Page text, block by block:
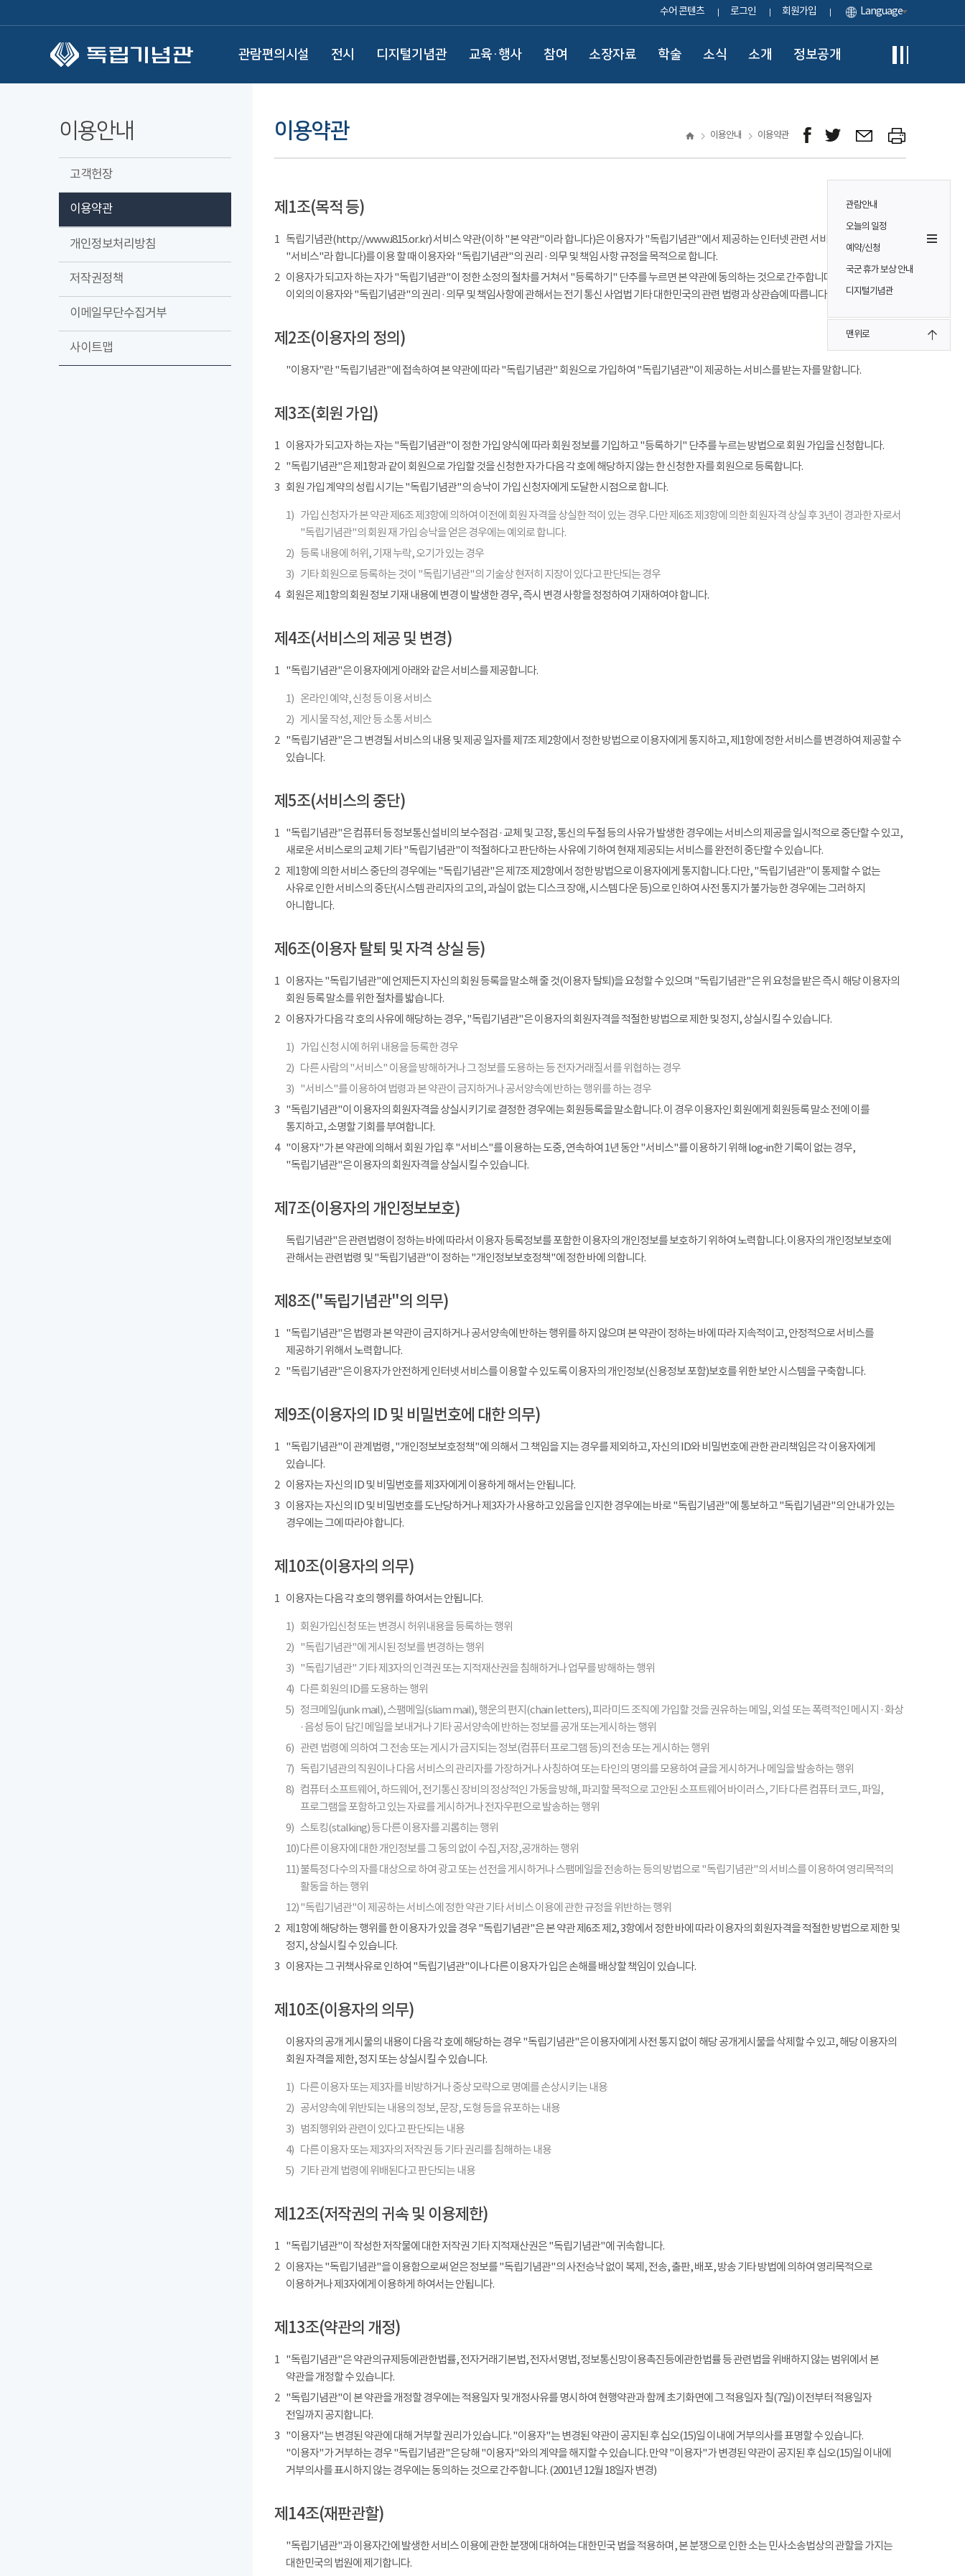
수어 콘텐츠 로그인 회원가입 Language
관람편의시설 전시 디지털기념관 교육·행사 참여 소장자료 학술 소식 소개 정보공개
관람안내
오늘의 일정
예약/신청
국군 휴가 보상 안내
디지털기념관
맨위로
이용안내
고객헌장
이용약관
개인정보처리방침
저작권정책
이메일무단수집거부
사이트맵
이용약관 이용안내 이용약관
제1조(목적 등)
1 독립기념관(http://www.i815.or.kr) 서비스 약관(이하 "본 약관"이라 합니다)은 이용자가 "독립기념관"에서 제공하는 인터넷 관련 서비스(이하
"서비스"라 합니다)를 이용 할 때 이용자와 "독립기념관"의 권리 · 의무 및 책임 사항 규정을 목적으로 합니다.
2 이용자가 되고자 하는 자가 "독립기념관"이 정한 소정의 절차를 거쳐서 "등록하기" 단추를 누르면 본 약관에 동의하는 것으로 간주합니다. 본 약관에 정하는
이외의 이용자와 "독립기념관"의 권리 · 의무 및 책임사항에 관해서는 전기 통신 사업법 기타 대한민국의 관련 법령과 상관습에 따릅니다.
제2조(이용자의 정의)
"이용자"란 "독립기념관"에 접속하여 본 약관에 따라 "독립기념관" 회원으로 가입하여 "독립기념관"이 제공하는 서비스를 받는 자를 말합니다.
제3조(회원 가입)
1 이용자가 되고자 하는 자는 "독립기념관"이 정한 가입 양식에 따라 회원 정보를 기입하고 "등록하기" 단추를 누르는 방법으로 회원 가입을 신청합니다.
2 "독립기념관"은 제1항과 같이 회원으로 가입할 것을 신청한 자가 다음 각 호에 해당하지 않는 한 신청한 자를 회원으로 등록합니다.
3 회원 가입 계약의 성립 시기는 "독립기념관"의 승낙이 가입 신청자에게 도달한 시점으로 합니다.
1) 가입 신청자가 본 약관 제6조 제3항에 의하여 이전에 회원 자격을 상실한 적이 있는 경우. 다만 제6조 제3항에 의한 회원자격 상실 후 3년이 경과한 자로서
"독립기념관"의 회원 재 가입 승낙을 얻은 경우에는 예외로 합니다.
2) 등록 내용에 허위, 기재 누락, 오기가 있는 경우
3) 기타 회원으로 등록하는 것이 "독립기념관"의 기술상 현저히 지장이 있다고 판단되는 경우
4
회원은 제1항의 회원 정보 기재 내용에 변경 이 발생한 경우, 즉시 변경 사항을 정정하여 기재하여야 합니다.
제4조(서비스의 제공 및 변경)
1 "독립기념관"은 이용자에게 아래와 같은 서비스를 제공합니다.
1) 온라인 예약, 신청 등 이용 서비스
2) 게시물 작성, 제안 등 소통 서비스
2 "독립기념관"은 그 변경될 서비스의 내용 및 제공 일자를 제7조 제2항에서 정한 방법으로 이용자에게 통지하고, 제1항에 정한 서비스를 변경하여 제공할 수
있습니다.
제5조(서비스의 중단)
1 "독립기념관"은 컴퓨터 등 정보통신설비의 보수점검 · 교체 및 고장, 통신의 두절 등의 사유가 발생한 경우에는 서비스의 제공을 일시적으로 중단할 수 있고,
새로운 서비스로의 교체 기타 "독립기념관"이 적절하다고 판단하는 사유에 기하여 현재 제공되는 서비스를 완전히 중단할 수 있습니다.
2 제1항에 의한 서비스 중단의 경우에는 "독립기념관"은 제7조 제2항에서 정한 방법으로 이용자에게 통지합니다. 다만, "독립기념관"이 통제할 수 없는
사유로 인한 서비스의 중단(시스템 관리자의 고의, 과실이 없는 디스크 장애, 시스템 다운 등)으로 인하여 사전 통지가 불가능한 경우에는 그러하지
아니합니다.
제6조(이용자 탈퇴 및 자격 상실 등)
1 이용자는 "독립기념관"에 언제든지 자신의 회원 등록을 말소해 줄 것(이용자 탈퇴)을 요청할 수 있으며 "독립기념관"은 위 요청을 받은 즉시 해당 이용자의
회원 등록 말소를 위한 절차를 밟습니다.
2 이용자가 다음 각 호의 사유에 해당하는 경우, "독립기념관"은 이용자의 회원자격을 적절한 방법으로 제한 및 정지, 상실시킬 수 있습니다.
1) 가입 신청 시에 허위 내용을 등록한 경우
2) 다른 사람의 "서비스" 이용을 방해하거나 그 정보를 도용하는 등 전자거래질서를 위협하는 경우
3) "서비스"를 이용하여 법령과 본 약관이 금지하거나 공서양속에 반하는 행위를 하는 경우
3 "독립기념관"이 이용자의 회원자격을 상실시키기로 결정한 경우에는 회원등록을 말소합니다. 이 경우 이용자인 회원에게 회원등록 말소 전에 이를
통지하고, 소명할 기회를 부여합니다.
4
"이용자"가 본 약관에 의해서 회원 가입 후 "서비스"를 이용하는 도중, 연속하여 1년 동안 "서비스"를 이용하기 위해 log-in한 기록이 없는 경우,
"독립기념관"은 이용자의 회원자격을 상실시킬 수 있습니다.
제7조(이용자의 개인정보보호)
독립기념관"은 관련법령이 정하는 바에 따라서 이용자 등록정보를 포함한 이용자의 개인정보를 보호하기 위하여 노력합니다. 이용자의 개인정보보호에
관해서는 관련법령 및 "독립기념관"이 정하는 "개인정보보호정책"에 정한 바에 의합니다.
제8조("독립기념관"의 의무)
1 "독립기념관"은 법령과 본 약관이 금지하거나 공서양속에 반하는 행위를 하지 않으며 본 약관이 정하는 바에 따라 지속적이고, 안정적으로 서비스를
제공하기 위해서 노력합니다.
2 "독립기념관"은 이용자가 안전하게 인터넷 서비스를 이용할 수 있도록 이용자의 개인정보(신용정보 포함)보호를 위한 보안 시스템을 구축합니다.
제9조(이용자의 ID 및 비밀번호에 대한 의무)
1 "독립기념관"이 관계법령, "개인정보보호정책"에 의해서 그 책임을 지는 경우를 제외하고, 자신의 ID와 비밀번호에 관한 관리책임은 각 이용자에게
있습니다.
2 이용자는 자신의 ID 및 비밀번호를 제3자에게 이용하게 해서는 안됩니다.
3 이용자는 자신의 ID 및 비밀번호를 도난당하거나 제3자가 사용하고 있음을 인지한 경우에는 바로 "독립기념관"에 통보하고 "독립기념관"의 안내가 있는
경우에는 그에 따라야 합니다.
제10조(이용자의 의무)
1 이용자는 다음 각 호의 행위를 하여서는 안됩니다.
1) 회원가입신청 또는 변경시 허위내용을 등록하는 행위
2) "독립기념관"에 게시된 정보를 변경하는 행위
3) "독립기념관" 기타 제3자의 인격권 또는 지적재산권을 침해하거나 업무를 방해하는 행위
4) 다른 회원의 ID를 도용하는 행위
5) 정크메일(junk mail), 스팸메일(sliam mail), 행운의 편지(chain letters), 피라미드 조직에 가입할 것을 권유하는 메일, 외설 또는 폭력적인 메시지 · 화상
· 음성 등이 담긴 메일을 보내거나 기타 공서양속에 반하는 정보를 공개 또는게시하는 행위
6) 관련 법령에 의하여 그 전송 또는 게시가 금지되는 정보(컴퓨터 프로그램 등)의 전송 또는 게시하는 행위
7) 독립기념관의 직원이나 다음 서비스의 관리자를 가장하거나 사칭하여 또는 타인의 명의를 모용하여 글을 게시하거나 메일을 발송하는 행위
8) 컴퓨터 소프트웨어, 하드웨어, 전기통신 장비의 정상적인 가동을 방해, 파괴할 목적으로 고안된 소프트웨어 바이러스, 기타 다른 컴퓨터 코드, 파일,
프로그램을 포함하고 있는 자료를 게시하거나 전자우편으로 발송하는 행위
9) 스토킹(stalking) 등 다른 이용자를 괴롭히는 행위
10)다른 이용자에 대한 개인정보를 그 동의 없이 수집,저장,공개하는 행위
11)불특정 다수의 자를 대상으로 하여 광고 또는 선전을 게시하거나 스팸메일을 전송하는 등의 방법으로 "독립기념관"의 서비스를 이용하여 영리목적의
활동을 하는 행위
12)"독립기념관"이 제공하는 서비스에 정한 약관 기타 서비스 이용에 관한 규정을 위반하는 행위
2 제1항에 해당하는 행위를 한 이용자가 있을 경우 "독립기념관"은 본 약관 제6조 제2, 3항에서 정한 바에 따라 이용자의 회원자격을 적절한 방법으로 제한 및
정지, 상실시킬 수 있습니다.
3 이용자는 그 귀책사유로 인하여 "독립기념관"이나 다른 이용자가 입은 손해를 배상할 책임이 있습니다.
제10조(이용자의 의무)
이용자의 공개 게시물의 내용이 다음 각 호에 해당하는 경우 "독립기념관"은 이용자에게 사전 통지 없이 해당 공개게시물을 삭제할 수 있고, 해당 이용자의
회원 자격을 제한, 정지 또는 상실시킬 수 있습니다.
1) 다른 이용자 또는 제3자를 비방하거나 중상 모략으로 명예를 손상시키는 내용
2) 공서양속에 위반되는 내용의 정보, 문장, 도형 등을 유포하는 내용
3)
범죄행위와 관련이 있다고 판단되는 내용
4) 다른 이용자 또는 제3자의 저작권 등 기타 권리를 침해하는 내용
5) 기타 관계 법령에 위배된다고 판단되는 내용
제12조(저작권의 귀속 및 이용제한)
1 "독립기념관"이 작성한 저작물에 대한 저작권 기타 지적재산권은 "독립기념관"에 귀속합니다.
2 이용자는 "독립기념관"을 이용함으로써 얻은 정보를 "독립기념관"의 사전승낙 없이 복제, 전송, 출판, 배포, 방송 기타 방법에 의하여 영리목적으로
이용하거나 제3자에게 이용하게 하여서는 안됩니다.
제13조(약관의 개정)
1 "독립기념관"은 약관의규제등에관한법률, 전자거래기본법, 전자서명법, 정보통신망이용촉진등에관한법률 등 관련법을 위배하지 않는 범위에서 본
약관을 개정할 수 있습니다.
2 "독립기념관"이 본 약관을 개정할 경우에는 적용일자 및 개정사유를 명시하여 현행약관과 함께 초기화면에 그 적용일자 칠(7일) 이전부터 적용일자
전일까지 공지합니다.
3 "이용자"는 변경된 약관에 대해 거부할 권리가 있습니다. "이용자"는 변경된 약관이 공지된 후 십오(15)일 이내에 거부의사를 표명할 수 있습니다.
"이용자"가 거부하는 경우 "독립기념관"은 당해 "이용자"와의 계약을 해지할 수 있습니다. 만약 "이용자"가 변경된 약관이 공지된 후 십오(15)일 이내에
거부의사를 표시하지 않는 경우에는 동의하는 것으로 간주합니다. (2001년 12월 18일자 변경)
제14조(재판관할)
"독립기념관"과 이용자간에 발생한 서비스 이용에 관한 분쟁에 대하여는 대한민국 법을 적용하며, 본 분쟁으로 인한 소는 민사소송법상의 관할을 가지는
대한민국의 법원에 제기합니다.